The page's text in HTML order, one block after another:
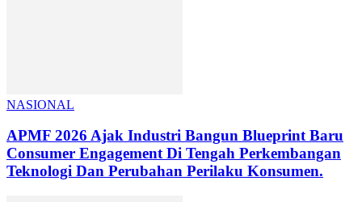
NASIONAL
APMF 2026 Ajak Industri Bangun Blueprint Baru
Consumer Engagement Di Tengah Perkembangan
Teknologi Dan Perubahan Perilaku Konsumen.